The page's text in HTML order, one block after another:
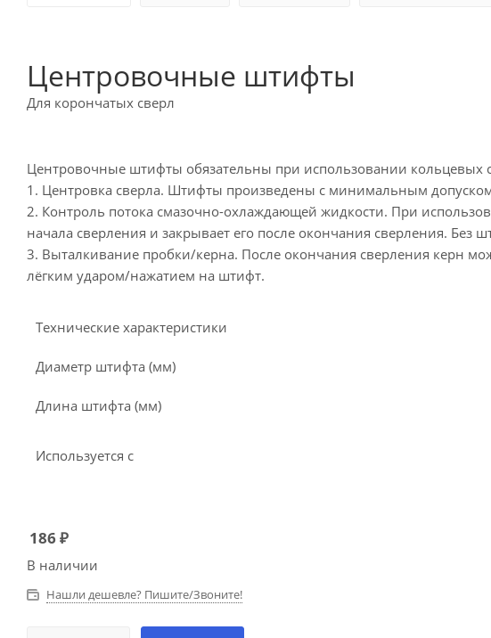
Центровочные штифты
Для корончатых сверл
Центровочные штифты обязательны при использовании кольцевых
1. Центровка сверла. Штифты произведены с минимальным
2. Контроль потока смазочно-охлаждающей жидкости. При
начала сверления и закрывает его после окончания сверления. Без
3. Выталкивание пробки/керна. После окончания сверления керн
лёгким ударом/нажатием на штифт.
Технические характеристики
Диаметр штифта (мм)
Длина штифта (мм)
Используется с
186 ₽
В наличии
Нашли дешевле? Пишите/Звоните!